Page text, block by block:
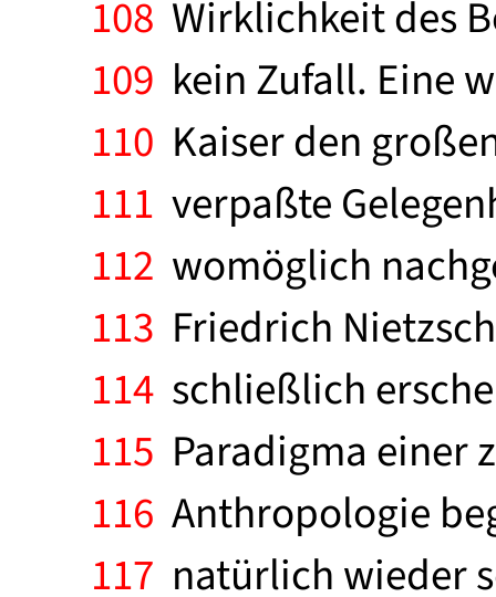
108 Wirklichkeit des
109 kein Zufall. Eine
110 Kaiser den
111 verpaßte
112 womöglich
113 Friedrich
114 schließlich
115 Paradigma einer
116 Anthropologie
117 natürlich wieder